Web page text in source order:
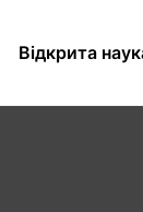
Відкрита